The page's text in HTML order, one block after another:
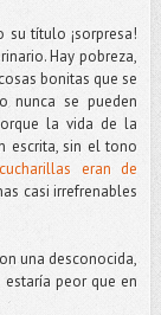
su título ¡sorpresa!
Hay pobreza,
bonitas que se
nunca se pueden
la vida de la
escrita, sin el tono
eran de
casi irrefrenables
una desconocida,
peor que en